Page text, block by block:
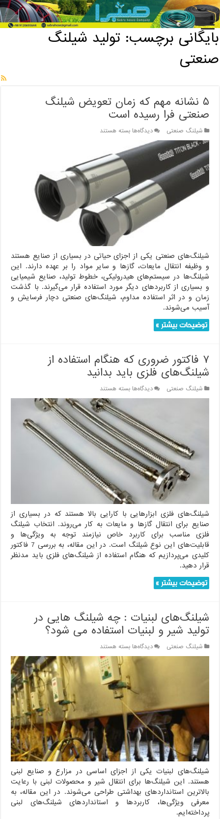
خانه / بایگانی برچسب: تولید شیلنگ صنعتی
بایگانی برچسب:تولید شیلنگ
صنعتی
۵ نشانه مهم که زمان تعویض شیلنگ
صنعتی فرا رسیده است
شیلنگ صنعتی دیدگاه‌هابرای
نشانه
مهم
که
زمان
تعویض
شیلنگ
صنعتی
فرا
رسیده
است
بسته هستند
شیلنگ‌های صنعتی یکی از اجزای حیاتی در بسیاری از صنایع هستند
و وظیفه انتقال مایعات، گازها و سایر مواد را بر عهده دارند. این
شیلنگ‌ها در سیستم‌های هیدرولیکی، خطوط تولید، صنایع شیمیایی
و بسیاری از کاربردهای دیگر مورد استفاده قرار می‌گیرند. با گذشت
زمان و در اثر استفاده مداوم، شیلنگ‌های صنعتی دچار فرسایش و
آسیب می‌شوند.
توضیحات بیشتر »
۷ فاکتور ضروری که هنگام استفاده از
شیلنگ‌های فلزی باید بدانید
شیلنگ صنعتی دیدگاه‌هابرای
۷
فاکتور
ضروری
که
هنگام
استفاده
از
شیلنگ‌های
فلزی
بدانید
بسته هستند
شیلنگ‌های فلزی ابزارهایی با کارایی بالا هستند که در بسیاری از
صنایع برای انتقال گازها و مایعات به کار می‌روند. انتخاب شیلنگ
فلزی مناسب برای کاربرد خاص نیازمند توجه به ویژگی‌ها و
قابلیت‌های این نوع شیلنگ است. در این مقاله، به بررسی 7 فاکتور
کلیدی می‌پردازیم که هنگام استفاده از شیلنگ‌های فلزی باید مدنظر
قرار دهید.
توضیحات بیشتر »
شیلنگ‌های لبنیات : چه شیلنگ هایی در
تولید شیر و لبنیات استفاده می شود؟
شیلنگ صنعتی دیدگاه‌هابرای
شیلنگ‌های
لبنیات
چه
شیلنگ
هایی
در
تولید
شیر
و
لبنیات
استفاده
می
شود؟
بسته هستند
شیلنگ‌های لبنیات یکی از اجزای اساسی در مزارع و صنایع لبنی
هستند. این شیلنگ‌ها برای انتقال شیر و محصولات لبنی با رعایت
بالاترین استانداردهای بهداشتی طراحی می‌شوند. در این مقاله، به
معرفی ویژگی‌ها، کاربردها و استانداردهای شیلنگ‌های لبنی
پرداخته‌ایم.